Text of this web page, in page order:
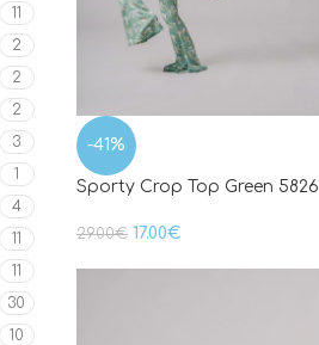
11
2
2
2
3
1
4
11
11
30
10
-41%
Sporty Crop Top Green 5826
29.00€ 17.00€